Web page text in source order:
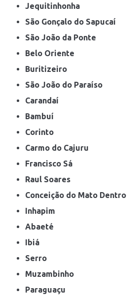
Jequitinhonha
São Gonçalo do Sapucaí
São João da Ponte
Belo Oriente
Buritizeiro
São João do Paraíso
Carandaí
Bambuí
Corinto
Carmo do Cajuru
Francisco Sá
Raul Soares
Conceição do Mato Dentro
Inhapim
Abaeté
Ibiá
Serro
Muzambinho
Paraguaçu